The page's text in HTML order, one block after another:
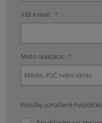
Váš e-mail: *
Místo realizace: *
Položky označené